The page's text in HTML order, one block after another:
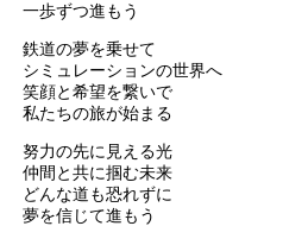
一歩ずつ進もう
鉄道の夢を乗せて
シミュレーションの世界へ
笑顔と希望を繋いで
私たちの旅が始まる
努力の先に見える光
仲間と共に掴む未来
どんな道も恐れずに
夢を信じて進もう